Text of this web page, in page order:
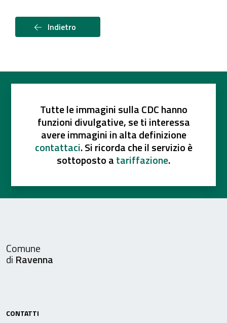
Indietro
Tutte le immagini sulla CDC hanno
funzioni divulgative, se ti interessa
avere immagini in alta definizione
contattaci. Si ricorda che il servizio è
sottoposto atariffazione.
Comune
di Ravenna
CONTATTI